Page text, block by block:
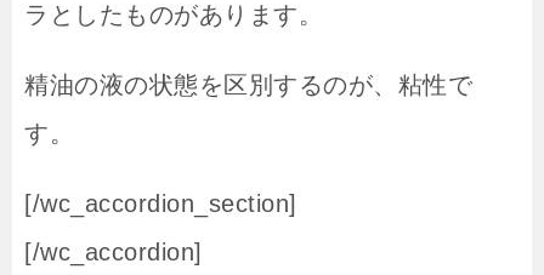
ラとしたものがあります。
精油の液の状態を区別するのが、粘性で
す。
[/wc_accordion_section]
[/wc_accordion]